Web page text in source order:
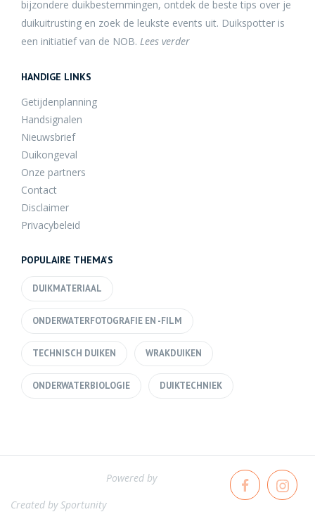
bijzondere duikbestemmingen, ontdek de beste tips over je
duikuitrusting en zoek de leukste events uit. Duikspotter is
een initiatief van de NOB. Lees verder
HANDIGE LINKS
Getijdenplanning
Handsignalen
Nieuwsbrief
Duikongeval
Onze partners
Contact
Disclaimer
Privacybeleid
POPULAIRE THEMA'S
DUIKMATERIAAL
ONDERWATERFOTOGRAFIE EN -FILM
TECHNISCH DUIKEN WRAKDUIKEN
ONDERWATERBIOLOGIE DUIKTECHNIEK
Powered by
Created bySportunity